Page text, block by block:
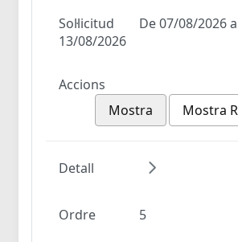
Sol·licitud
De 07/08/2026 a
13/08/2026
Accions
Mostra
Mostra
Detall
Ordre 5